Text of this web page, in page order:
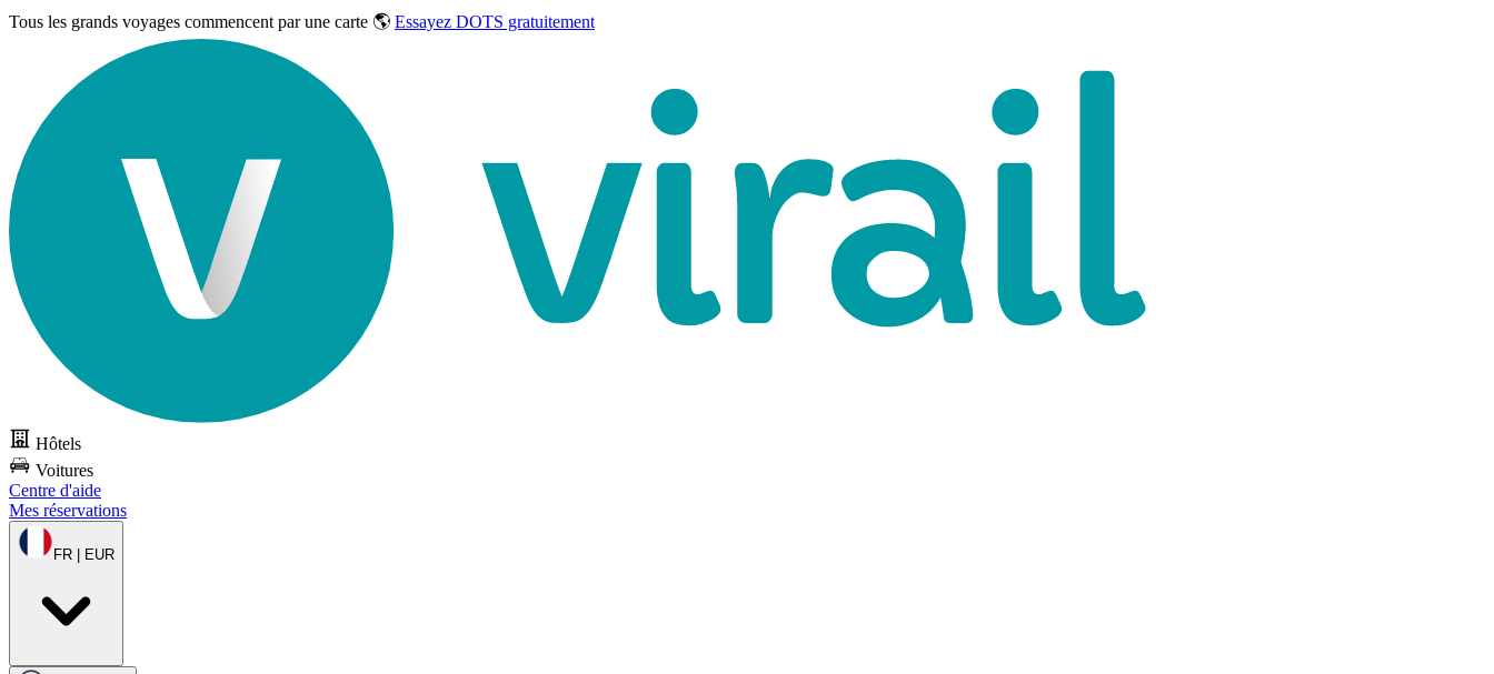
Tous les grands voyages commencent par une carte 🌎 Essayez DOTS gratuitement
Hôtels
Voitures
Centre d'aide
Mes réservations
FR | EUR